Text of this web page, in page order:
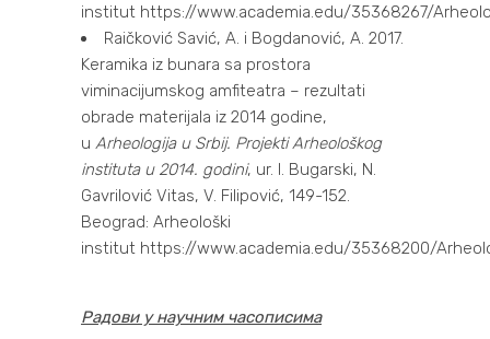
institut https://www.academia.edu/35368267/
Raičković Savić, A. i Bogdanović, A. 2017.
Keramika iz bunara sa prostora
viminacijumskog amfiteatra – rezultati
obrade materijala iz 2014 godine,
u Arheologija u Srbij. Projekti Arheološkog
instituta u 2014. godini, ur. I. Bugarski, N.
Gavrilović Vitas, V. Filipović, 149-152.
Beograd: Arheološki
institut https://www.academia.edu/35368200/
Радови у научним часописима